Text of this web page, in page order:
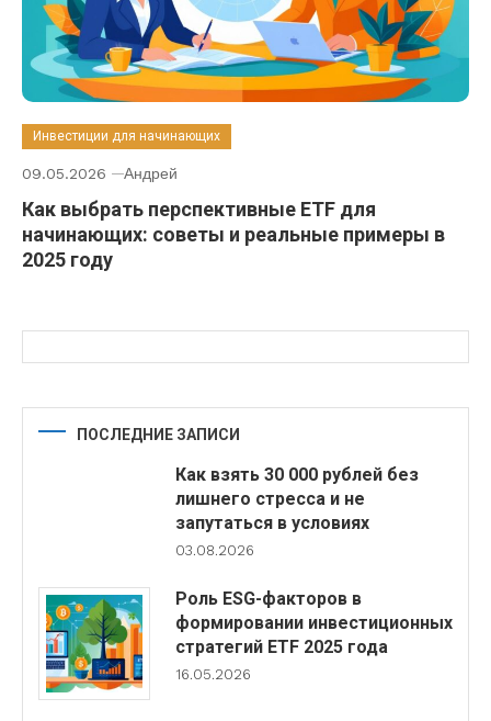
Инвестиции для начинающих
09.05.2026 Андрей
Как выбрать перспективные ETF для
начинающих: советы и реальные примеры в
2025 году
ПОСЛЕДНИЕ ЗАПИСИ
Как взять 30 000 рублей без
лишнего стресса и не
запутаться в условиях
03.08.2026
Роль ESG-факторов в
формировании инвестиционных
стратегий ETF 2025 года
16.05.2026